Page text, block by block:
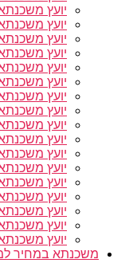
יועץ
יועץ
יועץ
יועץ
יועץ
יועץ
יועץ
יועץ
יועץ
יועץ
יועץ
יועץ
יועץ
יועץ
יועץ
יועץ
יועץ
משכנתא במחיר